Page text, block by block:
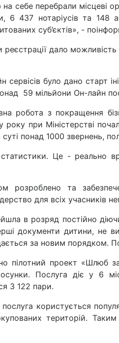
себе перебрали місцеві
6 437 нотаріусів та 148
суб’єктів», -
дало можливість
сервісів було дано старт
59 мільйони Он-лайн
робота з покращення
при Міністерстві
понад 1000 звернень,
Це - реально
розроблено та
для всіх учасників
в розряд постійно
документи дитини, не
за новим порядком.
пілотний проект «Шлюб
Послуга діє у 6
3 122 пари.
користується
територій.